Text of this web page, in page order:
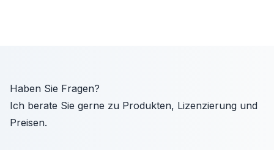
Haben Sie Fragen?
Ich berate Sie gerne zu Produkten, Lizenzierung und
Preisen.